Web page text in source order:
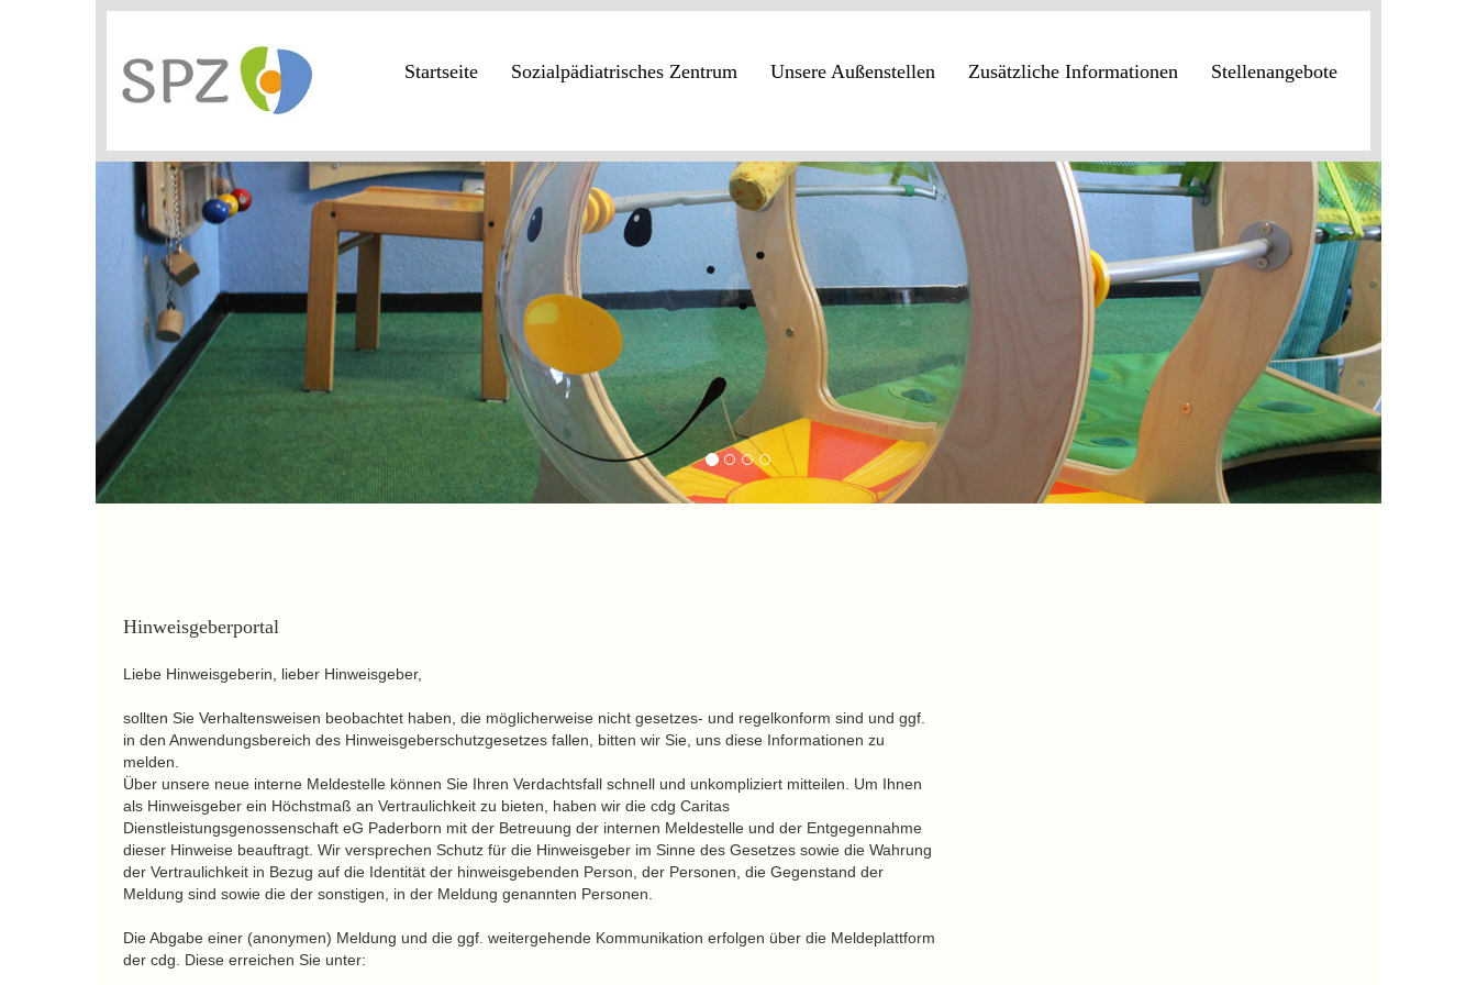
Startseite Sozialpädiatrisches Zentrum Unsere Außenstellen Zusätzliche Informationen Stellenangebote
Hinweisgeberportal
Liebe Hinweisgeberin, lieber Hinweisgeber,
sollten Sie Verhaltensweisen beobachtet haben, die möglicherweise nicht gesetzes- und regelkonform sind und ggf.
in den Anwendungsbereich des Hinweisgeberschutzgesetzes fallen, bitten wir Sie, uns diese Informationen zu
melden.
Über unsere neue interne Meldestelle können Sie Ihren Verdachtsfall schnell und unkompliziert mitteilen. Um Ihnen
als Hinweisgeber ein Höchstmaß an Vertraulichkeit zu bieten, haben wir die cdg Caritas
Dienstleistungsgenossenschaft eG Paderborn mit der Betreuung der internen Meldestelle und der Entgegennahme
dieser Hinweise beauftragt. Wir versprechen Schutz für die Hinweisgeber im Sinne des Gesetzes sowie die Wahrung
der Vertraulichkeit in Bezug auf die Identität der hinweisgebenden Person, der Personen, die Gegenstand der
Meldung sind sowie die der sonstigen, in der Meldung genannten Personen.
Die Abgabe einer (anonymen) Meldung und die ggf. weitergehende Kommunikation erfolgen über die Meldeplattform
der cdg. Diese erreichen Sie unter: